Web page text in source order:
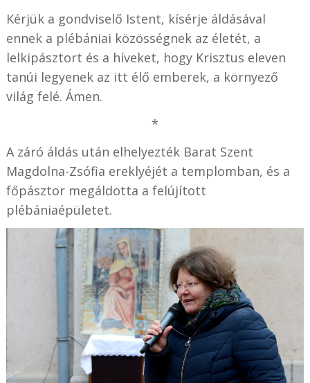
Kérjük a gondviselő Istent, kísérje áldásával
ennek a plébániai közösségnek az életét, a
lelkipásztort és a híveket, hogy Krisztus eleven
tanúi legyenek az itt élő emberek, a környező
világ felé. Ámen.
*
A záró áldás után elhelyezték Barat Szent
Magdolna-Zsófia ereklyéjét a templomban, és a
főpásztor megáldotta a felújított
plébániaépületet.